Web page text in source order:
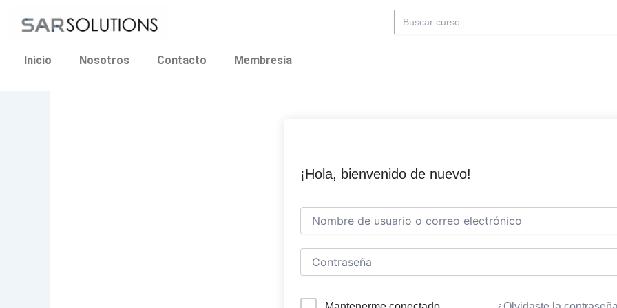
Buscar:
Inicio Nosotros Contacto Membresía
¡Hola, bienvenido de nuevo!